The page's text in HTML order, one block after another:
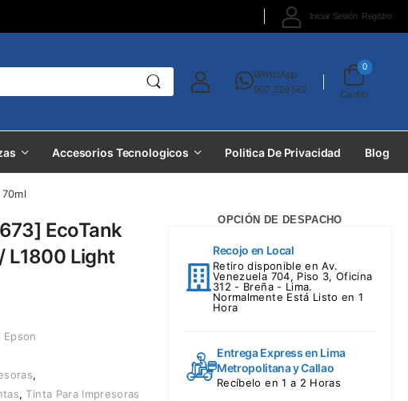
Iniciar Sesión Registro
WhatsApp
907 329 562
Carrito
0
Accesorios Tecnologicos Politica De Privacidad Blog
OPCIÓN DE DESPACHO
Recojo en Local
Retiro disponible en Av.
Venezuela 704, Piso 3, Oficina
312 - Breña - Lima.
Normalmente Está Listo en 1
Hora
Entrega Express en Lima
Metropolitana y Callao
Recíbelo en 1 a 2 Horas
EcoTank
L1800 Light
Epson
,
, Tinta Para Impresoras